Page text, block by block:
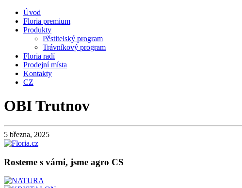
Úvod
Floria premium
Produkty
Pěstitelský program
Trávníkový program
Floria radí
Prodejní místa
Kontakty
CZ
OBI Trutnov
5 března, 2025
Rosteme s vámi, jsme agro CS